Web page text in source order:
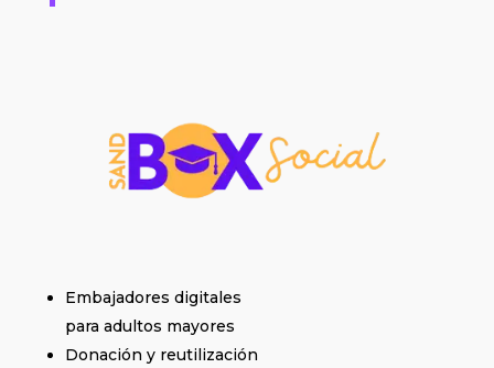
Embajadores digitales
para adultos mayores
Donación y reutilización